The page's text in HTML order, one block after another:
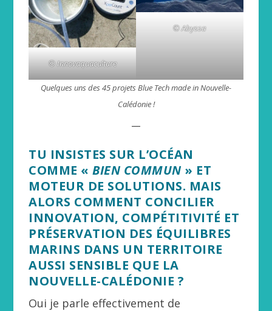
© Innovaquaculture
© Abyssa
Quelques uns des 45 projets Blue Tech made in Nouvelle-
Calédonie !
TU INSISTES SUR L’OCÉAN
COMME «BIEN COMMUN» ET
MOTEUR DE SOLUTIONS. MAIS
ALORS COMMENT CONCILIER
INNOVATION, COMPÉTITIVITÉ ET
PRÉSERVATION DES ÉQUILIBRES
MARINS DANS UN TERRITOIRE
AUSSI SENSIBLE QUE LA
NOUVELLE-CALÉDONIE ?
Oui je parle effectivement de